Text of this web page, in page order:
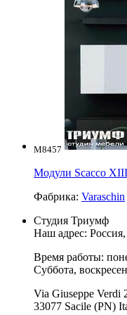
M8457
Модули Scacco XIII
Фабрика: Varaschin
Студия Триумф
Наш адрес: Россия,
Время работы:
Суббота,
Via Giuseppe Verdi
33077 Sacile (PN)